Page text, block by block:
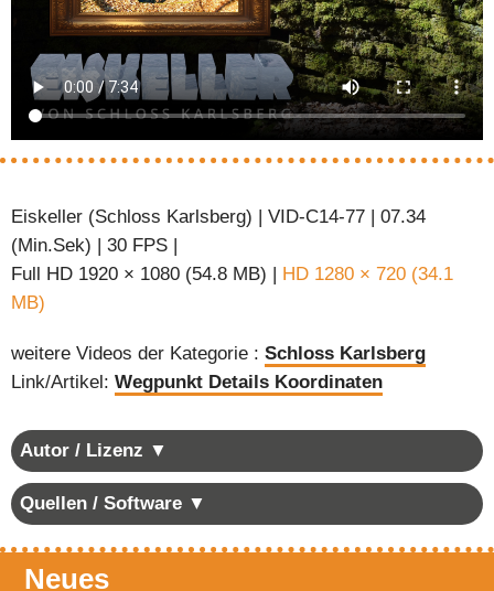
Eiskeller (Schloss Karlsberg) | VID-C14-77 | 07.34
(Min.Sek) | 30 FPS |
Full HD 1920 × 1080 (54.8 MB) | HD 1280 × 720 (34.1
MB)
weitere Videos der Kategorie : Schloss Karlsberg
Link/Artikel: Wegpunkt Details Koordinaten
Autor / Lizenz ▼
Quellen / Software ▼
Neues